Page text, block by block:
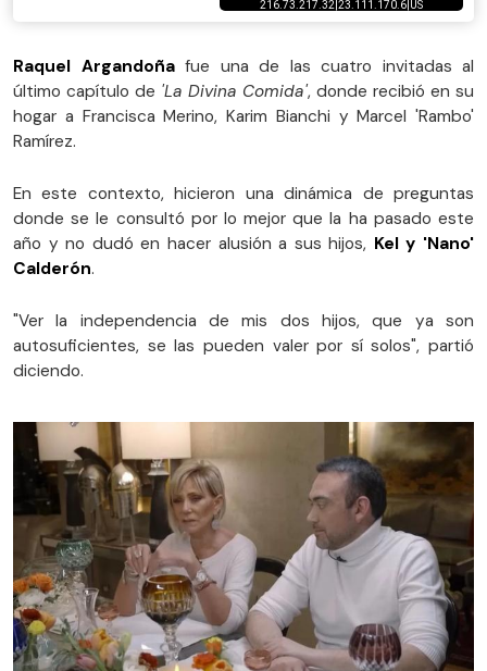
Raquel Argandoñafue una de las cuatro invitadas al
último capítulo de 'La Divina Comida', donde recibió en su
hogar a Francisca Merino, Karim Bianchi y Marcel 'Rambo'
Ramírez.
En este contexto, hicieron una dinámica de preguntas
donde se le consultó por lo mejor que la ha pasado este
año y no dudó en hacer alusión a sus hijos, Kel y 'Nano'
Calderón.
"Ver la independencia de mis dos hijos, que ya son
autosuficientes, se las pueden valer por sí solos", partió
diciendo.